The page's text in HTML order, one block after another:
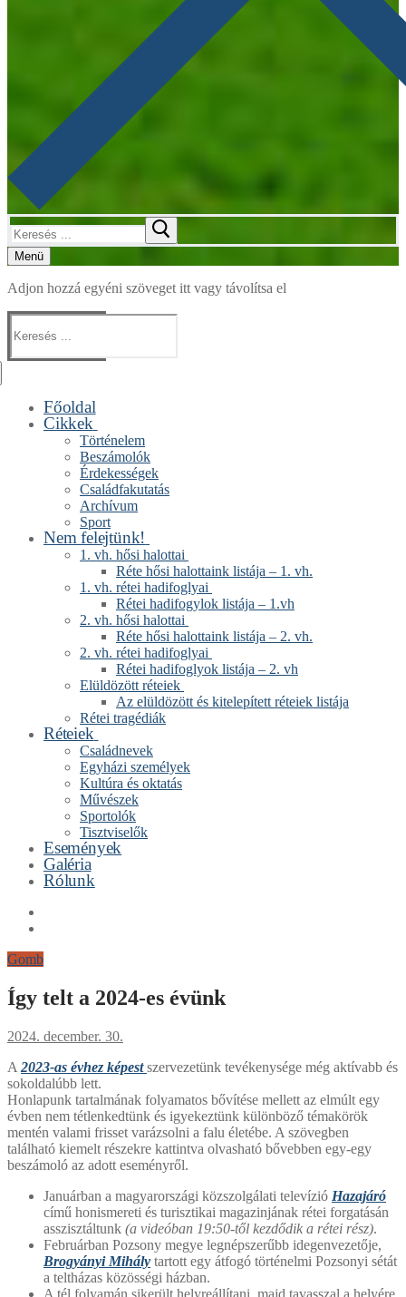
Keresése:
Menü
Adjon hozzá egyéni szöveget itt vagy távolítsa el
Keresése:
Főoldal
Cikkek
Történelem
Beszámolók
Érdekességek
Családfakutatás
Archívum
Sport
Nem felejtünk!
1. vh. hősi halottai
Réte hősi halottaink listája – 1. vh.
1. vh. rétei hadifoglyai
Rétei hadifogylok listája – 1.vh
2. vh. hősi halottai
Réte hősi halottaink listája – 2. vh.
2. vh. rétei hadifoglyai
Rétei hadifoglyok listája – 2. vh
Elüldözött réteiek
Az elüldözött és kitelepített réteiek listája
Rétei tragédiák
Réteiek
Családnevek
Egyházi személyek
Kultúra és oktatás
Művészek
Sportolók
Tisztviselők
Események
Galéria
Rólunk
Gomb
Így telt a 2024-es évünk
2024. december. 30.
A 2023-as évhez képestszervezetünk tevékenysége még aktívabb és
sokoldalúbb lett.
Honlapunk tartalmának folyamatos bővítése mellett az elmúlt egy
évben nem tétlenkedtünk és igyekeztünk különböző témakörök
mentén valami frisset varázsolni a falu életébe. A szövegben
található kiemelt részekre kattintva olvasható bővebben egy-egy
beszámoló az adott eseményről.
Januárban a magyarországi közszolgálati televízió Hazajáró
című honismereti és turisztikai magazinjának rétei forgatásán
asszisztáltunk (a videóban 19:50-től kezdődik a rétei rész).
Februárban Pozsony megye legnépszerűbb idegenvezetője,
Brogyányi Mihály tartott egy átfogó történelmi Pozsonyi sétát
a teltházas közösségi házban.
A tél folyamán sikerült helyreállítani, majd tavasszal a helyére